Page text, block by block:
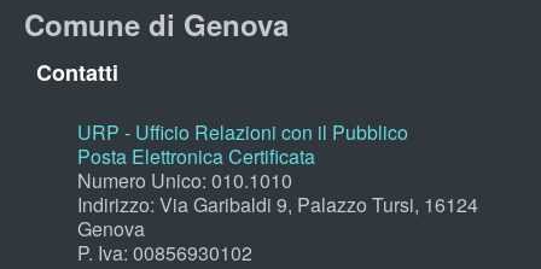
Comune di Genova
Contatti
URP - Ufficio Relazioni con il Pubblico
Posta Elettronica Certificata
Numero Unico: 010.1010
Indirizzo: Via Garibaldi 9, Palazzo Tursi, 16124
Genova
P. Iva: 00856930102